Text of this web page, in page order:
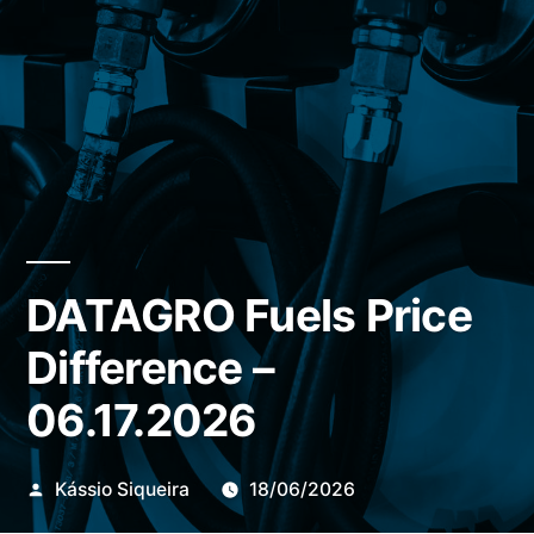
DATAGRO Fuels Price
Difference –
06.17.2026
Publicado
por
Kássio Siqueira 18/06/2026